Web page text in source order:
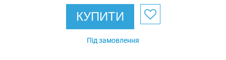
КУПИТИ
Під замовлення